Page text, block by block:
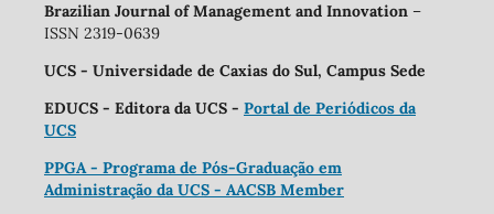
Brazilian Journal of Management and Innovation –
ISSN 2319-0639
UCS - Universidade de Caxias do Sul, Campus Sede
EDUCS - Editora da UCS - Portal de Periódicos da
UCS
PPGA - Programa de Pós-Graduação em
Administração da UCS - AACSB Member